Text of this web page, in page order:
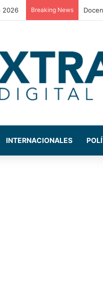
2026 Breaking News La
INTERNACIONALES